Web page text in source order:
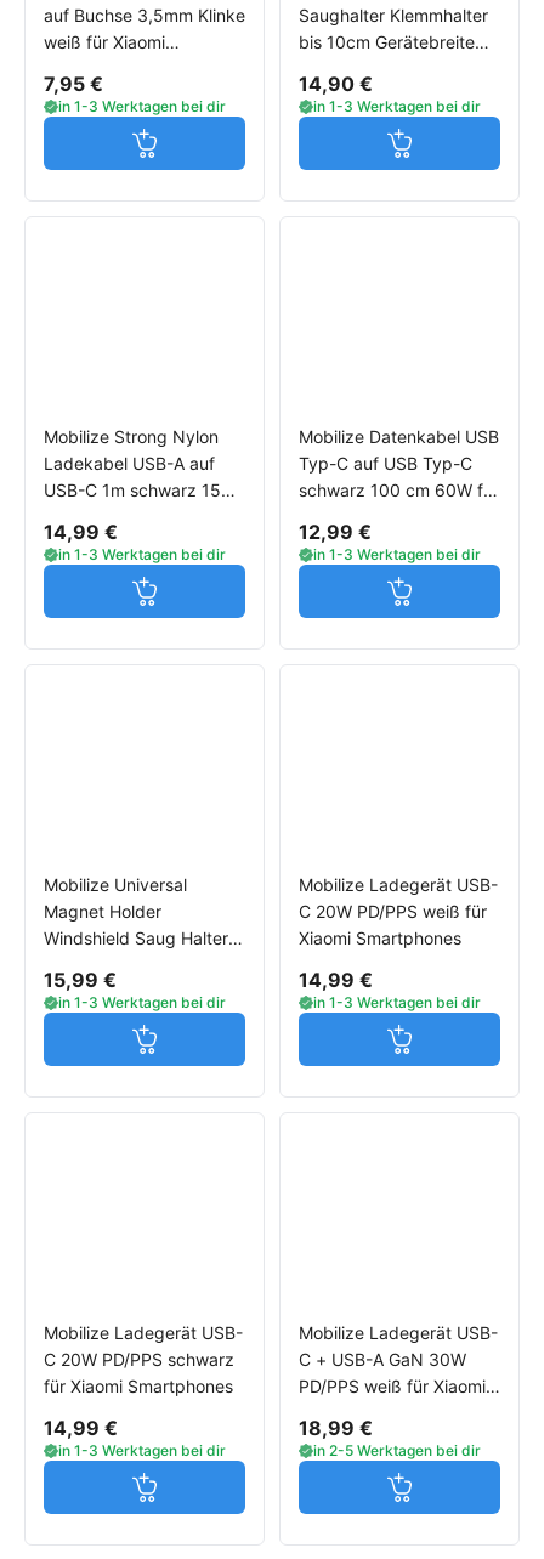
auf Buchse 3,5mm Klinke
weiß für Xiaomi
7,95 €
in 1-3 Werktagen bei dir
Jetzt in den Warenkorb
Saughalter Klemmhalter
bis 10cm Gerätebreite
14,90 €
in 1-3 Werktagen bei dir
Jetzt in den
Mobilize Strong Nylon
Ladekabel USB-A auf
USB-C 1m schwarz 15W
14,99 €
in 1-3 Werktagen bei dir
Jetzt in den Warenkorb
Mobilize Datenkabel USB
Typ-C auf USB Typ-C
schwarz 100 cm 60W für
12,99 €
in 1-3 Werktagen bei dir
Jetzt in den
Mobilize Universal
Magnet Holder
Windshield Saug Halter
Xiaomi Smartphones
15,99 €
in 1-3 Werktagen bei dir
Jetzt in den Warenkorb
Mobilize Ladegerät USB-
C 20W PD/PPS weiß für
Xiaomi Smartphones
14,99 €
in 1-3 Werktagen bei dir
Jetzt in den
Mobilize Ladegerät USB-
C 20W PD/PPS schwarz
für Xiaomi Smartphones
14,99 €
in 1-3 Werktagen bei dir
Jetzt in den Warenkorb
Mobilize Ladegerät USB-
C + USB-A GaN 30W
PD/PPS weiß für Xiaomi
18,99 €
in 2-5 Werktagen bei dir
Jetzt in den